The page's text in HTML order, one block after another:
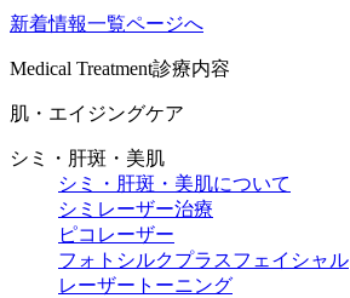
新着情報一覧ページへ
Medical Treatment診療内容
肌・エイジングケア
シミ・肝斑・美肌
シミ・肝斑・美肌について
シミレーザー治療
ピコレーザー
フォトシルクプラスフェイシャル
レーザートーニング